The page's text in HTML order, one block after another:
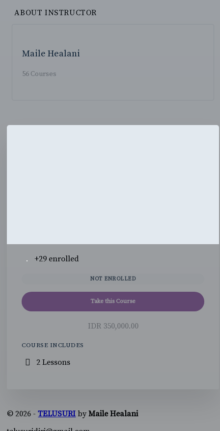
ABOUT INSTRUCTOR
Maile Healani
56 Courses
+29 enrolled
NOT ENROLLED
Take this Course
IDR 350,000.00
COURSE INCLUDES
2 Lessons
© 2026 -TELUSURI byMaile Healani